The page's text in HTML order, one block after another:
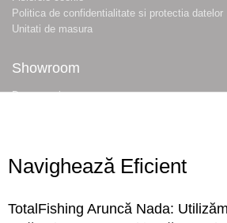
Politica de confidentialitate si protectia datelor
Unitati de masura
Showroom
Despre noi
Navighează Eficient
TotalFishing Aruncă Nada: